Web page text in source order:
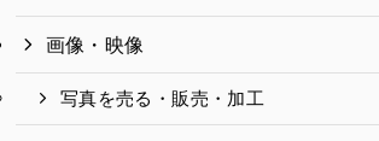
画像・映像
写真を売る・販売・加工